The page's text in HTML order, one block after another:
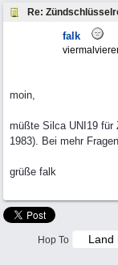
falk
moin,
müßte Silca UNI19 für
1983). Bei mehr
grüße falk
Hop To